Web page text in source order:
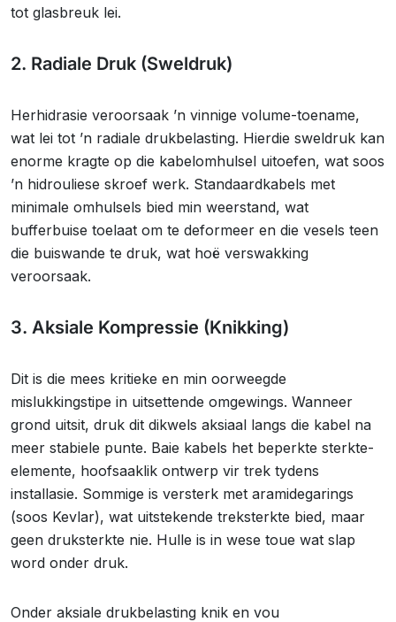
tot glasbreuk lei.
2. Radiale Druk (Sweldruk)
Herhidrasie veroorsaak ’n vinnige volume-toename,
wat lei tot ’n radiale drukbelasting. Hierdie sweldruk kan
enorme kragte op die kabelomhulsel uitoefen, wat soos
’n hidrouliese skroef werk. Standaardkabels met
minimale omhulsels bied min weerstand, wat
bufferbuise toelaat om te deformeer en die vesels teen
die buiswande te druk, wat hoë verswakking
veroorsaak.
3. Aksiale Kompressie (Knikking)
Dit is die mees kritieke en min oorweegde
mislukkingstipe in uitsettende omgewings. Wanneer
grond uitsit, druk dit dikwels aksiaal langs die kabel na
meer stabiele punte. Baie kabels het beperkte sterkte-
elemente, hoofsaaklik ontwerp vir trek tydens
installasie. Sommige is versterk met aramidegarings
(soos Kevlar), wat uitstekende treksterkte bied, maar
geen druksterkte nie. Hulle is in wese toue wat slap
word onder druk.
Onder aksiale drukbelasting knik en vou